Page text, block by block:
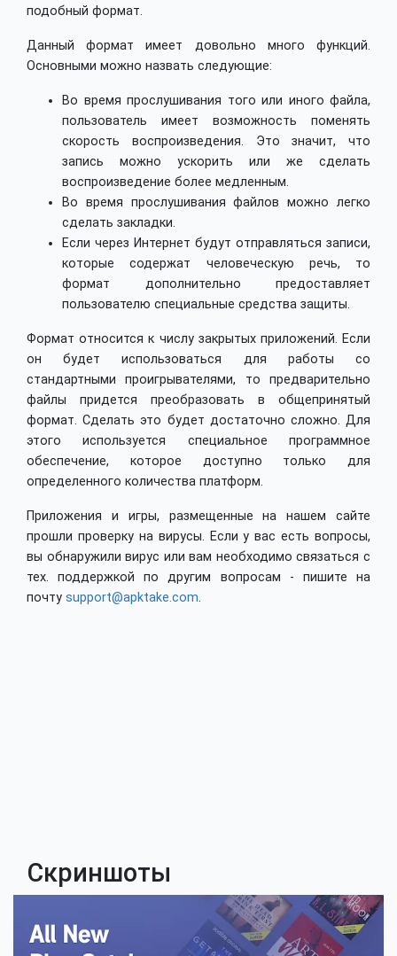
подобный формат.
Данный формат имеет довольно много функций.
Основными можно назвать следующие:
Во время прослушивания того или иного файла,
пользователь имеет возможность поменять
скорость воспроизведения. Это значит, что
запись можно ускорить или же сделать
воспроизведение более медленным.
Во время прослушивания файлов можно легко
сделать закладки.
Если через Интернет будут отправляться записи,
которые содержат человеческую речь, то
формат дополнительно предоставляет
пользователю специальные средства защиты.
Формат относится к числу закрытых приложений. Если
он будет использоваться для работы со
стандартными проигрывателями, то предварительно
файлы придется преобразовать в общепринятый
формат. Сделать это будет достаточно сложно. Для
этого используется специальное программное
обеспечение, которое доступно только для
определенного количества платформ.
Приложения и игры, размещенные на нашем сайте
прошли проверку на вирусы. Если у вас есть вопросы,
вы обнаружили вирус или вам необходимо связаться с
тех. поддержкой по другим вопросам - пишите на
почту support@apktake.com.
Скриншоты